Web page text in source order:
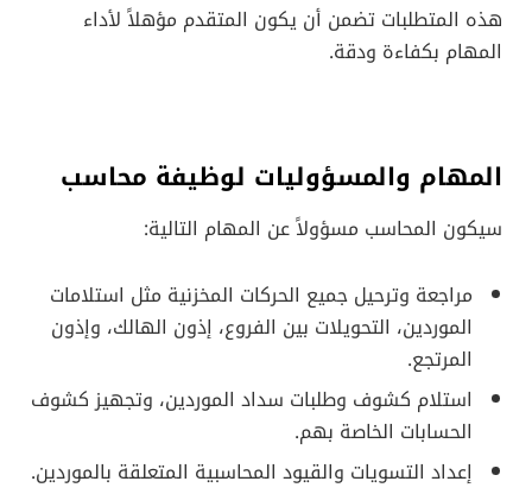
هذه المتطلبات تضمن أن يكون المتقدم مؤهلاً لأداء
المهام بكفاءة ودقة.
المهام والمسؤوليات لوظيفة محاسب
سيكون المحاسب مسؤولاً عن المهام التالية:
مراجعة وترحيل جميع الحركات المخزنية مثل استلامات
الموردين، التحويلات بين الفروع، إذون الهالك، وإذون
المرتجع.
استلام كشوف وطلبات سداد الموردين، وتجهيز كشوف
الحسابات الخاصة بهم.
إعداد التسويات والقيود المحاسبية المتعلقة بالموردين.